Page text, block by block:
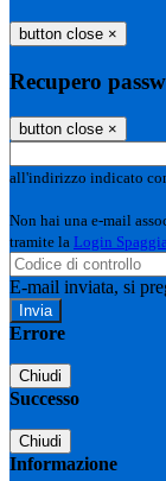
button close ×
Recupero
button close ×
all'indirizzo indicato
Non hai una e-mail
tramite la Login
E-mail inviata, si
Errore
Chiudi
Successo
Chiudi
Informazione